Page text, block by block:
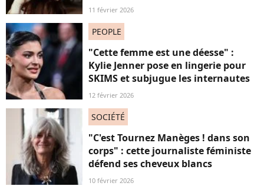
11 février 2026
PEOPLE
"Cette femme est une déesse" :
Kylie Jenner pose en lingerie pour
SKIMS et subjugue les internautes
12 février 2026
SOCIÉTÉ
"C'est Tournez Manèges ! dans son
corps" : cette journaliste féministe
défend ses cheveux blancs
10 février 2026